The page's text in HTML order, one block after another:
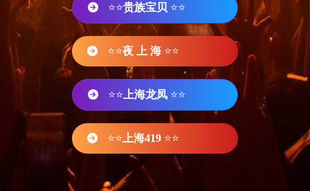
⭐⭐贵族宝贝 ⭐⭐
⭐⭐夜 上 海 ⭐⭐
⭐⭐ 上海龙凤 ⭐⭐
⭐⭐ 上海419 ⭐⭐